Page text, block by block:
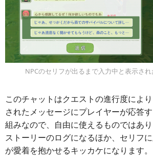
NPCのセリフが出るまで入力中と表示さ
このチャットはクエストの進行度によ
されたメッセージにプレイヤーが応答
組みなので、自由に使えるものではあり
ストーリーのログになるほか、セリフ
が愛着を抱かせるキッカケになります。